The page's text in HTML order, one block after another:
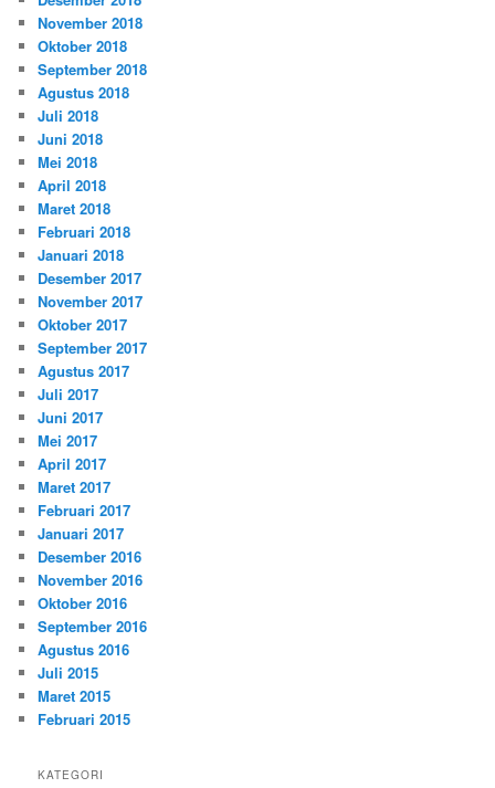
November 2018
Oktober 2018
September 2018
Agustus 2018
Juli 2018
Juni 2018
Mei 2018
April 2018
Maret 2018
Februari 2018
Januari 2018
Desember 2017
November 2017
Oktober 2017
September 2017
Agustus 2017
Juli 2017
Juni 2017
Mei 2017
April 2017
Maret 2017
Februari 2017
Januari 2017
Desember 2016
November 2016
Oktober 2016
September 2016
Agustus 2016
Juli 2015
Maret 2015
Februari 2015
KATEGORI